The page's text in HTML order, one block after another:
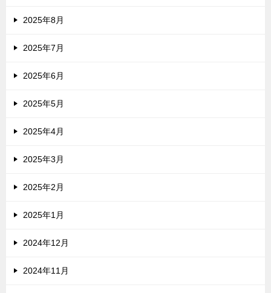
2025年8月
2025年7月
2025年6月
2025年5月
2025年4月
2025年3月
2025年2月
2025年1月
2024年12月
2024年11月